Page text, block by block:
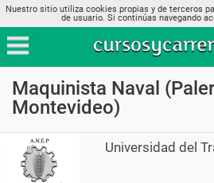
Nuestro sitio utiliza cookies propias y de terceros
de usuario. Si continúas navegando
Maquinista Naval
Montevideo)
Universidad del